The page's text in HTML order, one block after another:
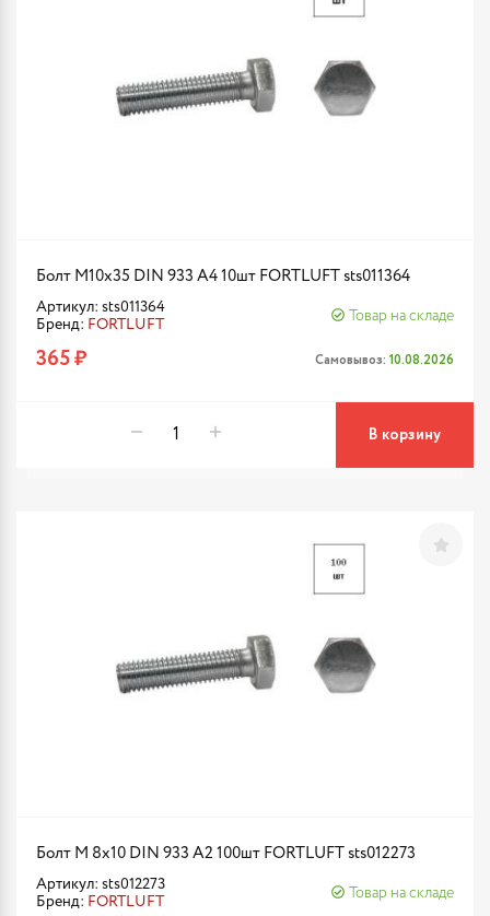
Болт М10х35 DIN 933 A4 10шт FORTLUFT sts011364
Артикул: sts011364
Бренд: FORTLUFT
Товар на складе
365 ₽ Самовывоз: 10.08.2026
В корзину
Болт М 8х10 DIN 933 A2 100шт FORTLUFT sts012273
Артикул: sts012273
Бренд: FORTLUFT
Товар на складе